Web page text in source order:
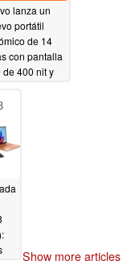
lanza un
portátil
de 14
con pantalla
de 400 nit y
04/2026
Show more articles